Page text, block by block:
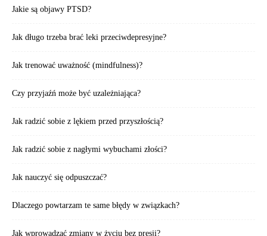
Jakie są objawy PTSD?
Jak długo trzeba brać leki przeciwdepresyjne?
Jak trenować uważność (mindfulness)?
Czy przyjaźń może być uzależniająca?
Jak radzić sobie z lękiem przed przyszłością?
Jak radzić sobie z nagłymi wybuchami złości?
Jak nauczyć się odpuszczać?
Dlaczego powtarzam te same błędy w związkach?
Jak wprowadzać zmiany w życiu bez presji?